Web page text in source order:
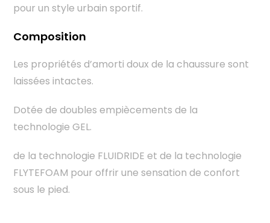
pour un style urbain sportif.
Composition
Les propriétés d’amorti doux de la chaussure sont
laissées intactes.
Dotée de doubles empiècements de la
technologie GEL.
de la technologie FLUIDRIDE et de la technologie
FLYTEFOAM pour offrir une sensation de confort
sous le pied.